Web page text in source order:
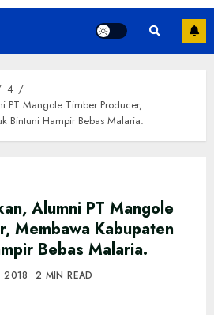
4
PT Mangole Timber Producer,
Bintuni Hampir Bebas Malaria.
Alumni PT Mangole
Membawa Kabupaten
Bebas Malaria.
2018 2 MIN READ